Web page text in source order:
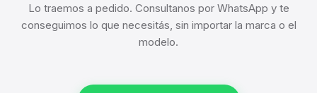
Lo traemos a pedido. Consultanos por WhatsApp y te
conseguimos lo que necesitás, sin importar la marca o el
modelo.